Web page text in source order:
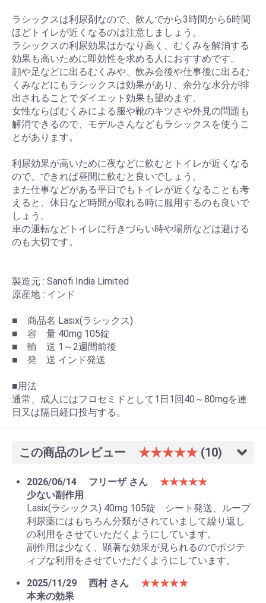
ラシックスは利尿剤なので、飲んでから3時間から6時間
ほどトイレが近くなるのは注意しましょう。
ラシックスの利尿効果はかなり高く、むくみを解消する
効果も高いために即効性を求める人におすすめです。
顔や足などに出るむくみや、飲み会後や仕事後に出るむ
くみなどにもラシックスは効果があり、余分な水分が排
出されることでダイエット効果も望めます。
女性ならばむくみによる服や靴のキツさや外見の問題も
解消できるので、モデルさんなどもラシックスを使うこ
とがあります。
利尿効果が高いために夜などに飲むとトイレが近くなる
ので、できれば昼間に飲むと良いでしょう。
また仕事などがある平日でもトイレが近くなることも考
えると、休日など時間が取れる時に服用するのも良いで
しょう。
車の運転などトイレに行きづらい時や場所などは避ける
のも大切です。
製造元 : Sanofi India Limited
原産地 : インド
■ 商品名 Lasix(ラシックス)
■ 容 量 40mg 105錠
■ 輸 送 1～2週間前後
■ 発 送 インド発送
■用法
通常、成人にはフロセミドとして1日1回40～80mgを連
日又は隔日経口投与する。
この商品のレビュー ★★★★★ (10)
2026/06/14 フリーザ さん
★★★★★
少ない副作用
Lasix(ラシックス) 40mg 105錠 シート発送、ループ
利尿薬にはもちろん分類がされていまして繰り返し
の利用をさせていただくようにしています。
副作用は少なく、顕著な効果が見られるのでポジテ
ィブな利用をさせていただくようにしています。
2025/11/29
西村 さん
★★★★★
本来の効果